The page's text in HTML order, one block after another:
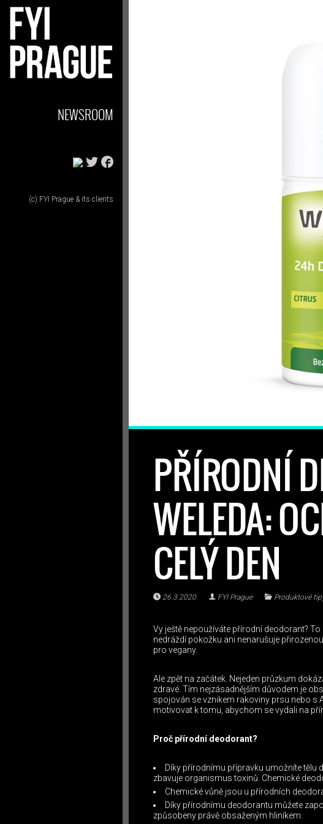
NEWSROOM
(c) FYI Prague & its clients
PŘÍRODNÍ
WELEDA:
CELÝ DEN
26.3.2020 FYI Prague Produktové
Vy ještě nepoužíváte přírodní deodorant?
nedráždí pokožku ani nenarušuje
pro vegany.
Ale zpět na začátek. Nejeden průzkum
zdravé. Tím nejzásadnějším důvodem je
spojován se vznikem rakoviny prsu nebo s
motivovat k tomu, abychom se vydali na
Proč přírodní deodorant?
Díky přírodnímu přípravku umožníte tělu
zbavuje organismus toxinů. Chemické
Chemické vůně jsou u přírodních
Díky přírodnímu deodorantu můžete
způsobeny právě obsaženým hliníkem.